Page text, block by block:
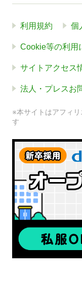
利用規約 個
Cookie等の利用
サイトアクセス
法人・プレスお
※本サイトはアフィ
す